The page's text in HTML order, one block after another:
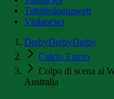
Tuttobolognaweb
Violanews
DerbyDerbyDerby
Calcio Estero
Colpo di scena al
Australia